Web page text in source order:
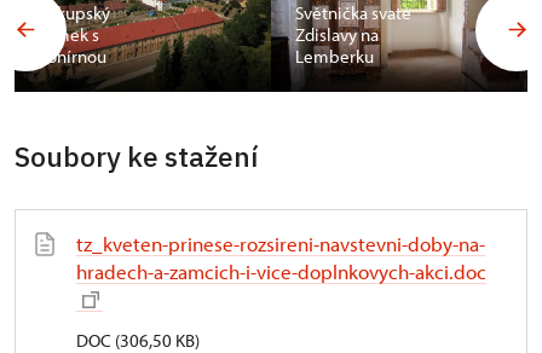
Zákupský
zámek s
konírnou
Světnička svaté
Zdislavy na
Lemberku
Soubory ke stažení
tz_kveten-prinese-rozsireni-navstevni-doby-na-
hradech-a-zamcich-i-vice-doplnkovych-akci.doc
DOC (306,50 KB)